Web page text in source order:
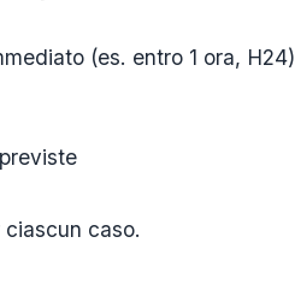
(es. entro 1 ora, H24)
caso.